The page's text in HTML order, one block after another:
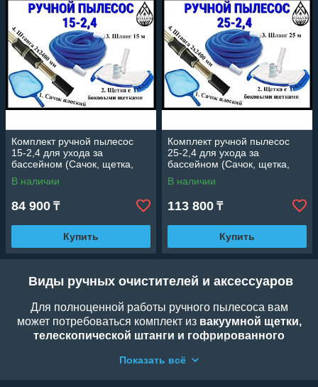
Комплект ручной пылесос
15-2,4 для ухода за
бассейном (Сачок, щетка,
шланг 15 м., штанга 2x2400
мм.)
В наличии
84 900 ₸
Купить
Комплект ручной пылесос
25-2,4 для ухода за
бассейном (Сачок, щетка,
шланг 25 м., штанга 2x2400
мм.)
В наличии
113 800 ₸
Купить
Виды ручных очистителей и аксессуаров
Для полноценной работы ручного пылесоса вам
может потребоваться комплект из вакуумной щетки,
телескопической штанги и гофрированного
мощности вашего стационарного насоса, всасывая
Показать всё